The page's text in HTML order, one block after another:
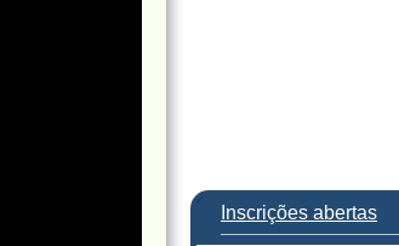
Inscrições abertas